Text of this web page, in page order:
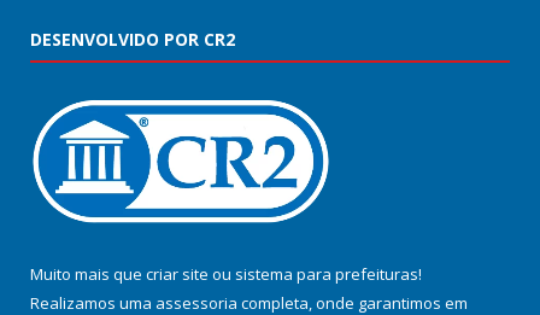
DESENVOLVIDO POR CR2
Muito mais que criar site ou sistema para prefeituras!
Realizamos uma assessoria completa, onde garantimos em